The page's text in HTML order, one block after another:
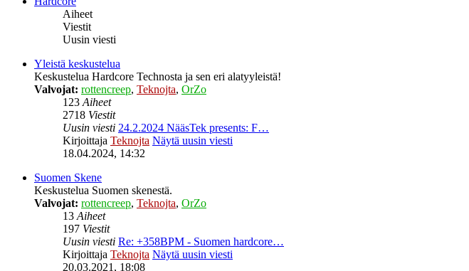
Aiheet
Viestit
Uusin viesti
Yleistä keskustelua
Keskustelua Hardcore Technosta ja sen eri alatyyleistä!
Valvojat: rottencreep, Teknojta, OrZo
123Aiheet
2718 Viestit
Uusin viesti 24.2.2024 NääsTek presents: F…
Kirjoittaja Teknojta Näytä uusin viesti
18.04.2024, 14:32
Suomen Skene
Keskustelua Suomen skenestä.
Valvojat: rottencreep, Teknojta, OrZo
13Aiheet
197 Viestit
Uusin viesti Re: +358BPM - Suomen hardcore…
Kirjoittaja Teknojta Näytä uusin viesti
20.03.2021, 18:08